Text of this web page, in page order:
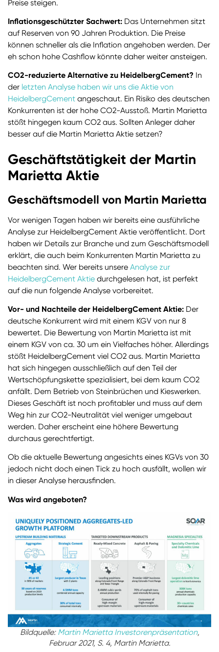
Preise steigen.
Inflationsgeschützter Sachwert: Das Unternehmen sitzt
auf Reserven von 90 Jahren Produktion. Die Preise
können schneller als die Inflation angehoben werden. Der
eh schon hohe Cashflow könnte daher weiter ansteigen.
CO2-reduzierte Alternative zu HeidelbergCement? In
der letzten Analyse haben wir uns die Aktie von
HeidelbergCement angeschaut. Ein Risiko des deutschen
Konkurrenten ist der hohe CO2-Ausstoß. Martin Marietta
stößt hingegen kaum CO2 aus. Sollten Anleger daher
besser auf die Martin Marietta Aktie setzen?
Geschäftstätigkeit der Martin
Marietta Aktie
Geschäftsmodell von Martin Marietta
Vor wenigen Tagen haben wir bereits eine ausführliche
Analyse zur HeidelbergCement Aktie veröffentlicht. Dort
haben wir Details zur Branche und zum Geschäftsmodell
erklärt, die auch beim Konkurrenten Martin Marietta zu
beachten sind. Wer bereits unsere Analyse zur
HeidelbergCement Aktie durchgelesen hat, ist perfekt
auf die nun folgende Analyse vorbereitet.
Vor- und Nachteile der HeidelbergCement Aktie: Der
deutsche Konkurrent wird mit einem KGV von nur 8
bewertet. Die Bewertung von Martin Marietta ist mit
einem KGV von ca. 30 um ein Vielfaches höher. Allerdings
stößt HeidelbergCement viel CO2 aus. Martin Marietta
hat sich hingegen ausschließlich auf den Teil der
Wertschöpfungskette spezialisiert, bei dem kaum CO2
anfällt. Dem Betrieb von Steinbrüchen und Kieswerken.
Dieses Geschäft ist noch profitabler und muss auf dem
Weg hin zur CO2-Neutralität viel weniger umgebaut
werden. Daher erscheint eine höhere Bewertung
durchaus gerechtfertigt.
Ob die aktuelle Bewertung angesichts eines KGVs von 30
jedoch nicht doch einen Tick zu hoch ausfällt, wollen wir
in dieser Analyse herausfinden.
Was wird angeboten?
Bildquelle: Martin Marietta Investorenpräsentation,
Februar 2021, S. 4, Martin Marietta.